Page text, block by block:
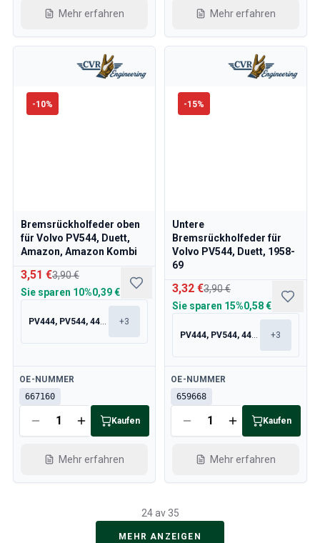
Mehr erfahren Mehr erfahren
-10%
Bremsrückholfeder oben
für Volvo PV544, Duett,
Amazon, Amazon Kombi
3,51 €3,90 €
Sie sparen 10%0,39 €
PV444, PV544, 445, 210 +3
Verfügbar
OE-NUMMER
667160
Kaufen
Mehr erfahren
-15%
Untere
Bremsrückholfeder für
Volvo PV544, Duett, 1958-
69
3,32 €3,90 €
Sie sparen 15%0,58 €
PV444, PV544, 445, 210 +3
Verfügbar
OE-NUMMER
659668
Kaufen
Mehr erfahren
24 av 35
MEHR ANZEIGEN